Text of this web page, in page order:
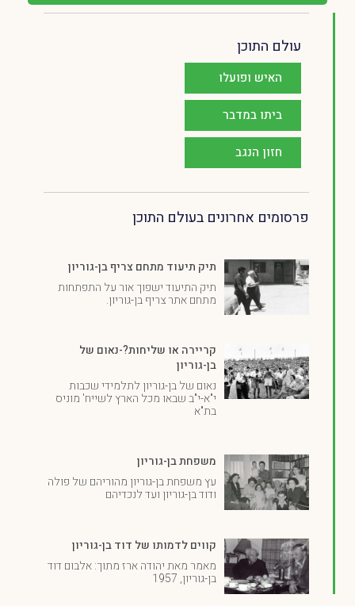
עולם התוכן
האיש ופועלו
ביתו במדבר
חזון הנגב
פרסומים אחרונים בעולם התוכן
תיק תיעוד מתחם צריף בן-גוריון
תיק התיעוד ישפוך אור על התפתחות
מתחם אתר צריף בן-גוריון.
קריירה או שליחות?-נאום של
בן-גוריון
נאום של בן-גוריון לתלמידי שכבות
י"א-י"ב שבאו מכל הארץ לשייח' מוניס
בת"א
משפחת בן-גוריון
עץ משפחת בן-גוריון מהוריהם של פולה
ודוד בן-גוריון ועד לנכדיהם
קווים לדמותו של דוד בן-גוריון
מאמר מאת יהודה ארז מתוך: אלבום דוד
בן-גוריון, 1957